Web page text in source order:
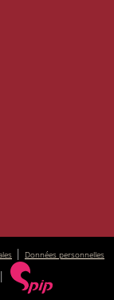
| Données personnelles
|